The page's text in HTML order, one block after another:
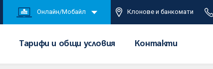
Онлайн/Мобайл Клонове и банкомати
Тарифи и общи условия Контакти